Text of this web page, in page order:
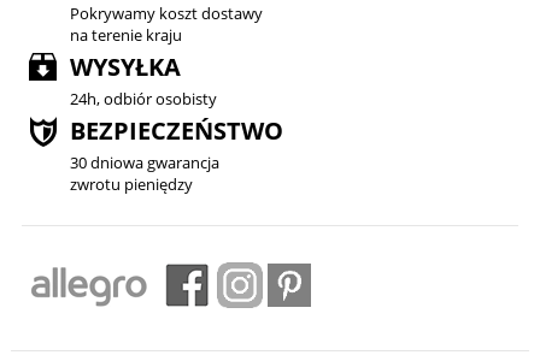
Pokrywamy koszt dostawy
na terenie kraju
WYSYŁKA
24h, odbiór osobisty
BEZPIECZEŃSTWO
30 dniowa gwarancja
zwrotu pieniędzy